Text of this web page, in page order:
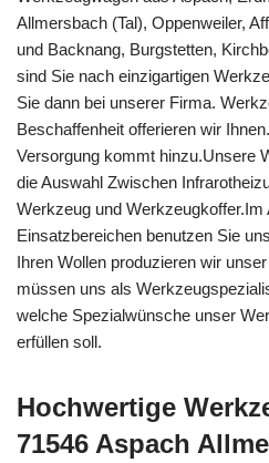
Allmersbach (Tal), Oppenweiler,
und Backnang, Burgstetten,
sind Sie nach einzigartigen
Sie dann bei unserer Firma.
Beschaffenheit offerieren wir
Versorgung kommt hinzu.Unsere
die Auswahl Zwischen
Werkzeug und
Einsatzbereichen benutzen Sie
Ihren Wollen produzieren wir
müssen uns als
welche Spezialwünsche unser
erfüllen soll.
Hochwertige
71546 Aspach